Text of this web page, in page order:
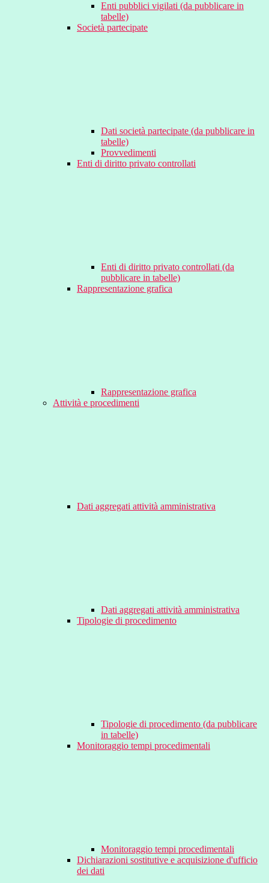
Enti pubblici vigilati (da pubblicare in
tabelle)
Società partecipate
Dati società partecipate (da pubblicare in
tabelle)
Provvedimenti
Enti di diritto privato controllati
Enti di diritto privato controllati (da
pubblicare in tabelle)
Rappresentazione grafica
Rappresentazione grafica
Attività e procedimenti
Dati aggregati attività amministrativa
Dati aggregati attività amministrativa
Tipologie di procedimento
Tipologie di procedimento (da pubblicare
in tabelle)
Monitoraggio tempi procedimentali
Monitoraggio tempi procedimentali
Dichiarazioni sostitutive e acquisizione d'ufficio
dei dati